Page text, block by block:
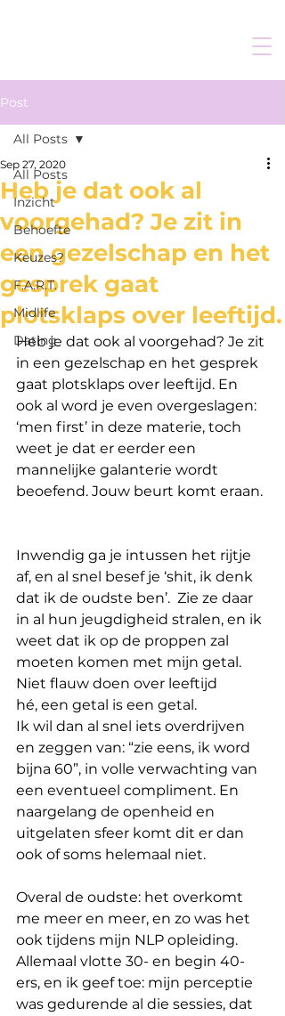
Post
All Posts
Inzicht
Behoefte
Keuzes?
F.A.R.T.
Midlife
Dating
All Posts
Heb je dat ook al
voorgehad? Je zit in
een gezelschap en het
gesprek gaat
plotsklaps over leeftijd.
Sep 27, 2020
Heb je dat ook al voorgehad? Je zit
in een gezelschap en het gesprek
gaat plotsklaps over leeftijd. En
ook al word je even overgeslagen:
‘men first’ in deze materie, toch
weet je dat er eerder een
mannelijke galanterie wordt
beoefend. Jouw beurt komt eraan.
Inwendig ga je intussen het rijtje
af, en al snel besef je ‘shit, ik denk
dat ik de oudste ben’. Zie ze daar
in al hun jeugdigheid stralen, en ik
weet dat ik op de proppen zal
moeten komen met mijn getal.
Niet flauw doen over leeftijd
hé, een getal is een getal.
Ik wil dan al snel iets overdrijven
en zeggen van: “zie eens, ik word
bijna 60”, in volle verwachting van
een eventueel compliment. En
naargelang de openheid en
uitgelaten sfeer komt dit er dan
ook of soms helemaal niet.
Overal de oudste: het overkomt
me meer en meer, en zo was het
ook tijdens mijn NLP opleiding.
Allemaal vlotte 30- en begin 40-
ers, en ik geef toe: mijn perceptie
was gedurende al die sessies, dat